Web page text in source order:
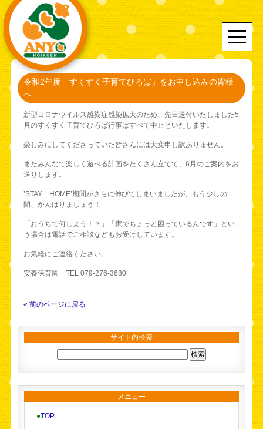
令和2年度「すくすく子育てひろば」をお申し込みの皆様
へ
新型コロナウイルス感染症感染拡大のため、先日送付いたしました5
月のすくすく子育てひろば行事はすべて中止といたします。
楽しみにしてくださっていた皆さんには大変申し訳ありません。
またみんなで楽しく遊べる計画をたくさん立てて、6月のご案内をお
送りします。
’STAY HOME’期間がさらに伸びてしまいましたが、もう少しの
間、かんばりましょう！
「おうちで何しよう！？」「家でちょっと困っているんです」とい
う場合は電話でご相談などもお受けしています。
お気軽にご連絡ください。
安養保育園 TEL 079-276-3680
« 前のページに戻る
サイト内検索
メニュー
●TOP